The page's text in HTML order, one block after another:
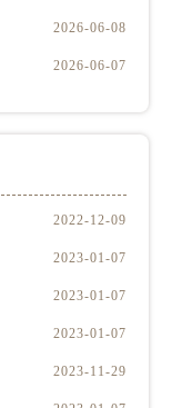
2026-06-08
2026-06-07
2022-12-09
2023-01-07
2023-01-07
2023-01-07
2023-11-29